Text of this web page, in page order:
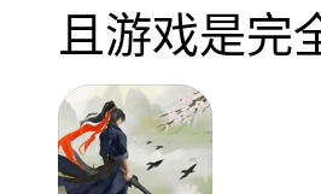
且游戏是完